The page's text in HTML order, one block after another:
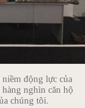
động lực của
nghìn căn hộ
chúng tôi.